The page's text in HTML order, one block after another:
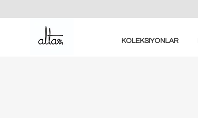
KOLEKSIYONLAR